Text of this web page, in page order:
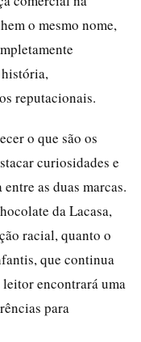
o mesmo nome,
reputacionais.
o que são os
curiosidades e
as duas marcas.
da Lacasa,
racial, quanto o
que continua
encontrará uma
para